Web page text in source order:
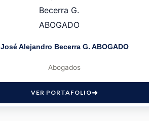
José Alejandro Becerra G. ABOGADO
Abogados
VER PORTAFOLIO